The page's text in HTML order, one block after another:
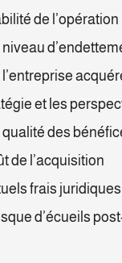
de l’opération
l’entreprise
et les
des
de l’acquisition
frais
d’écueils